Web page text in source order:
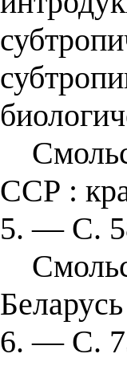
ССР :
5. — С.
6. — С.